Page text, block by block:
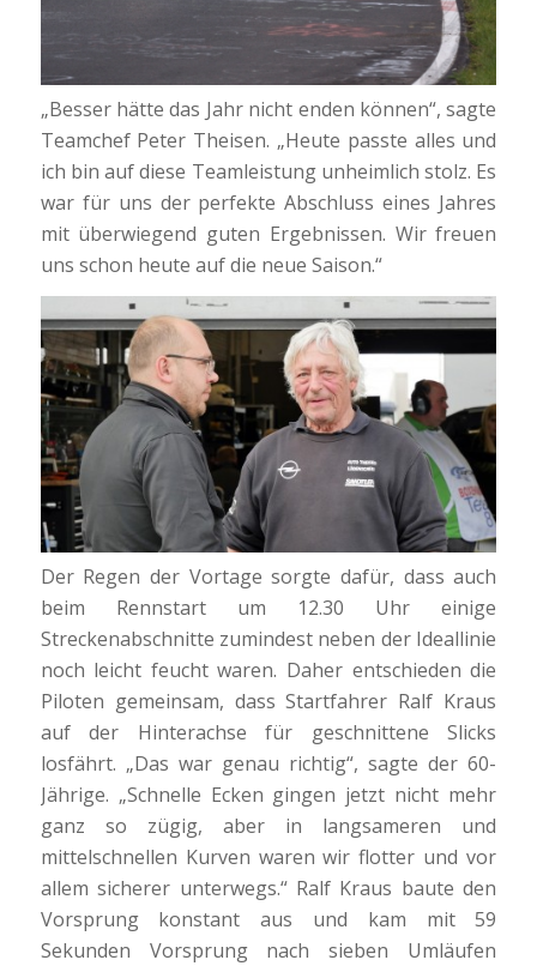
„Besser hätte das Jahr nicht enden können“, sagte
Teamchef Peter Theisen. „Heute passte alles und
ich bin auf diese Teamleistung unheimlich stolz. Es
war für uns der perfekte Abschluss eines Jahres
mit überwiegend guten Ergebnissen. Wir freuen
uns schon heute auf die neue Saison.“
Der Regen der Vortage sorgte dafür, dass auch
beim Rennstart um 12.30 Uhr einige
Streckenabschnitte zumindest neben der Ideallinie
noch leicht feucht waren. Daher entschieden die
Piloten gemeinsam, dass Startfahrer Ralf Kraus
auf der Hinterachse für geschnittene Slicks
losfährt. „Das war genau richtig“, sagte der 60-
Jährige. „Schnelle Ecken gingen jetzt nicht mehr
ganz so zügig, aber in langsameren und
mittelschnellen Kurven waren wir flotter und vor
allem sicherer unterwegs.“ Ralf Kraus baute den
Vorsprung konstant aus und kam mit 59
Sekunden Vorsprung nach sieben Umläufen